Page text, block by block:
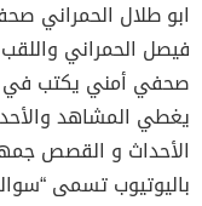
ابو طلال الحمراني
فيصل الحمراني
صحفي أمني يكتب في
يغطي المشاهد
الأحداث و القصص
باليوتيوب تسمى